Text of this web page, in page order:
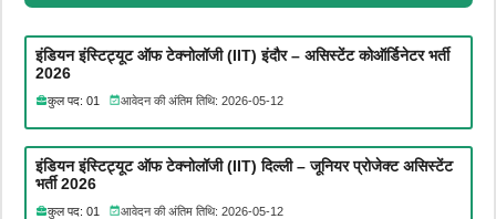
इंडियन इंस्टिट्यूट ऑफ टेक्नोलॉजी (IIT) इंदौर – असिस्टेंट कोऑर्डिनेटर भर्ती
2026
कुल पद: 01 आवेदन की अंतिम तिथि: 2026-05-12
इंडियन इंस्टिट्यूट ऑफ टेक्नोलॉजी (IIT) दिल्ली – जूनियर प्रोजेक्ट असिस्टेंट
भर्ती 2026
कुल पद: 01 आवेदन की अंतिम तिथि: 2026-05-12